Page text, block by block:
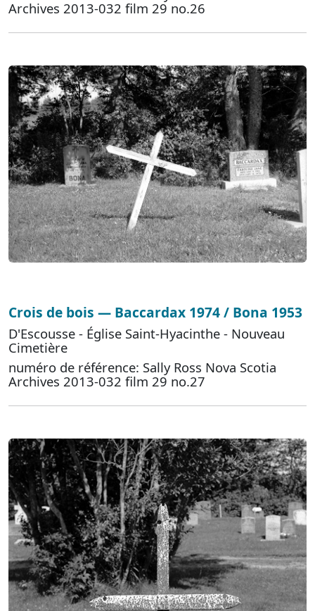
Archives 2013-032 film 29 no.26
Crois de bois — Baccardax 1974 / Bona 1953
D'Escousse - Église Saint-Hyacinthe - Nouveau
Cimetière
numéro de référence: Sally Ross Nova Scotia
Archives 2013-032 film 29 no.27